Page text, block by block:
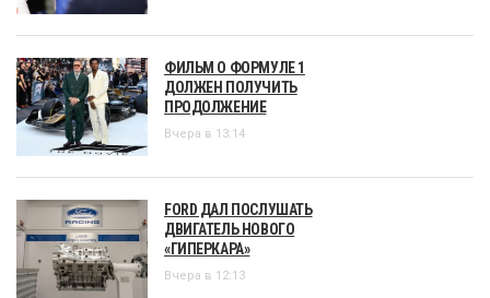
ФИЛЬМ О ФОРМУЛЕ 1
ДОЛЖЕН ПОЛУЧИТЬ
ПРОДОЛЖЕНИЕ
Вчера в 13:14
FORD ДАЛ ПОСЛУШАТЬ
ДВИГАТЕЛЬ НОВОГО
«ГИПЕРКАРА»
Вчера в 12:13